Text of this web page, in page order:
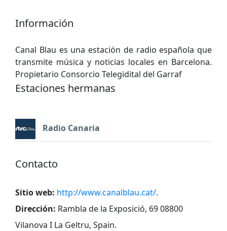
Información
Canal Blau es una estación de radio española que
transmite música y noticias locales en Barcelona.
Propietario Consorcio Telegidital del Garraf
Estaciones hermanas
Radio Canaria
Contacto
Sitio web: http://www.canalblau.cat/.
Dirección: Rambla de la Exposició, 69 08800
Vilanova I La Geltru, Spain.